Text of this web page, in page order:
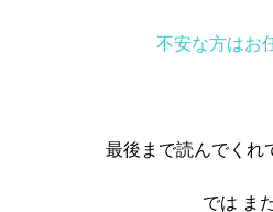
不安な方はお
最後まで読んでくれ
では ま